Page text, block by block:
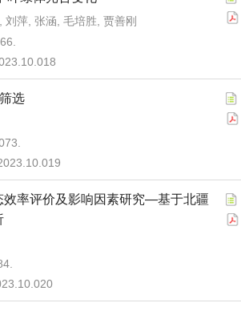
萍, 张涵, 毛培胜, 贾善刚
选
效率评价及影响因素研究—基于北疆